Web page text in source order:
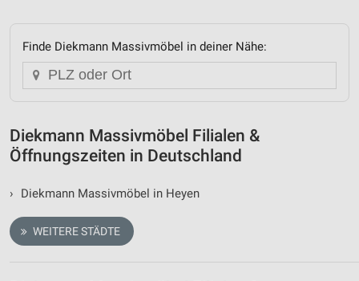
Finde Diekmann Massivmöbel in deiner Nähe:
Diekmann Massivmöbel Filialen &
Öffnungszeiten in Deutschland
› Diekmann Massivmöbel in Heyen
WEITERE STÄDTE